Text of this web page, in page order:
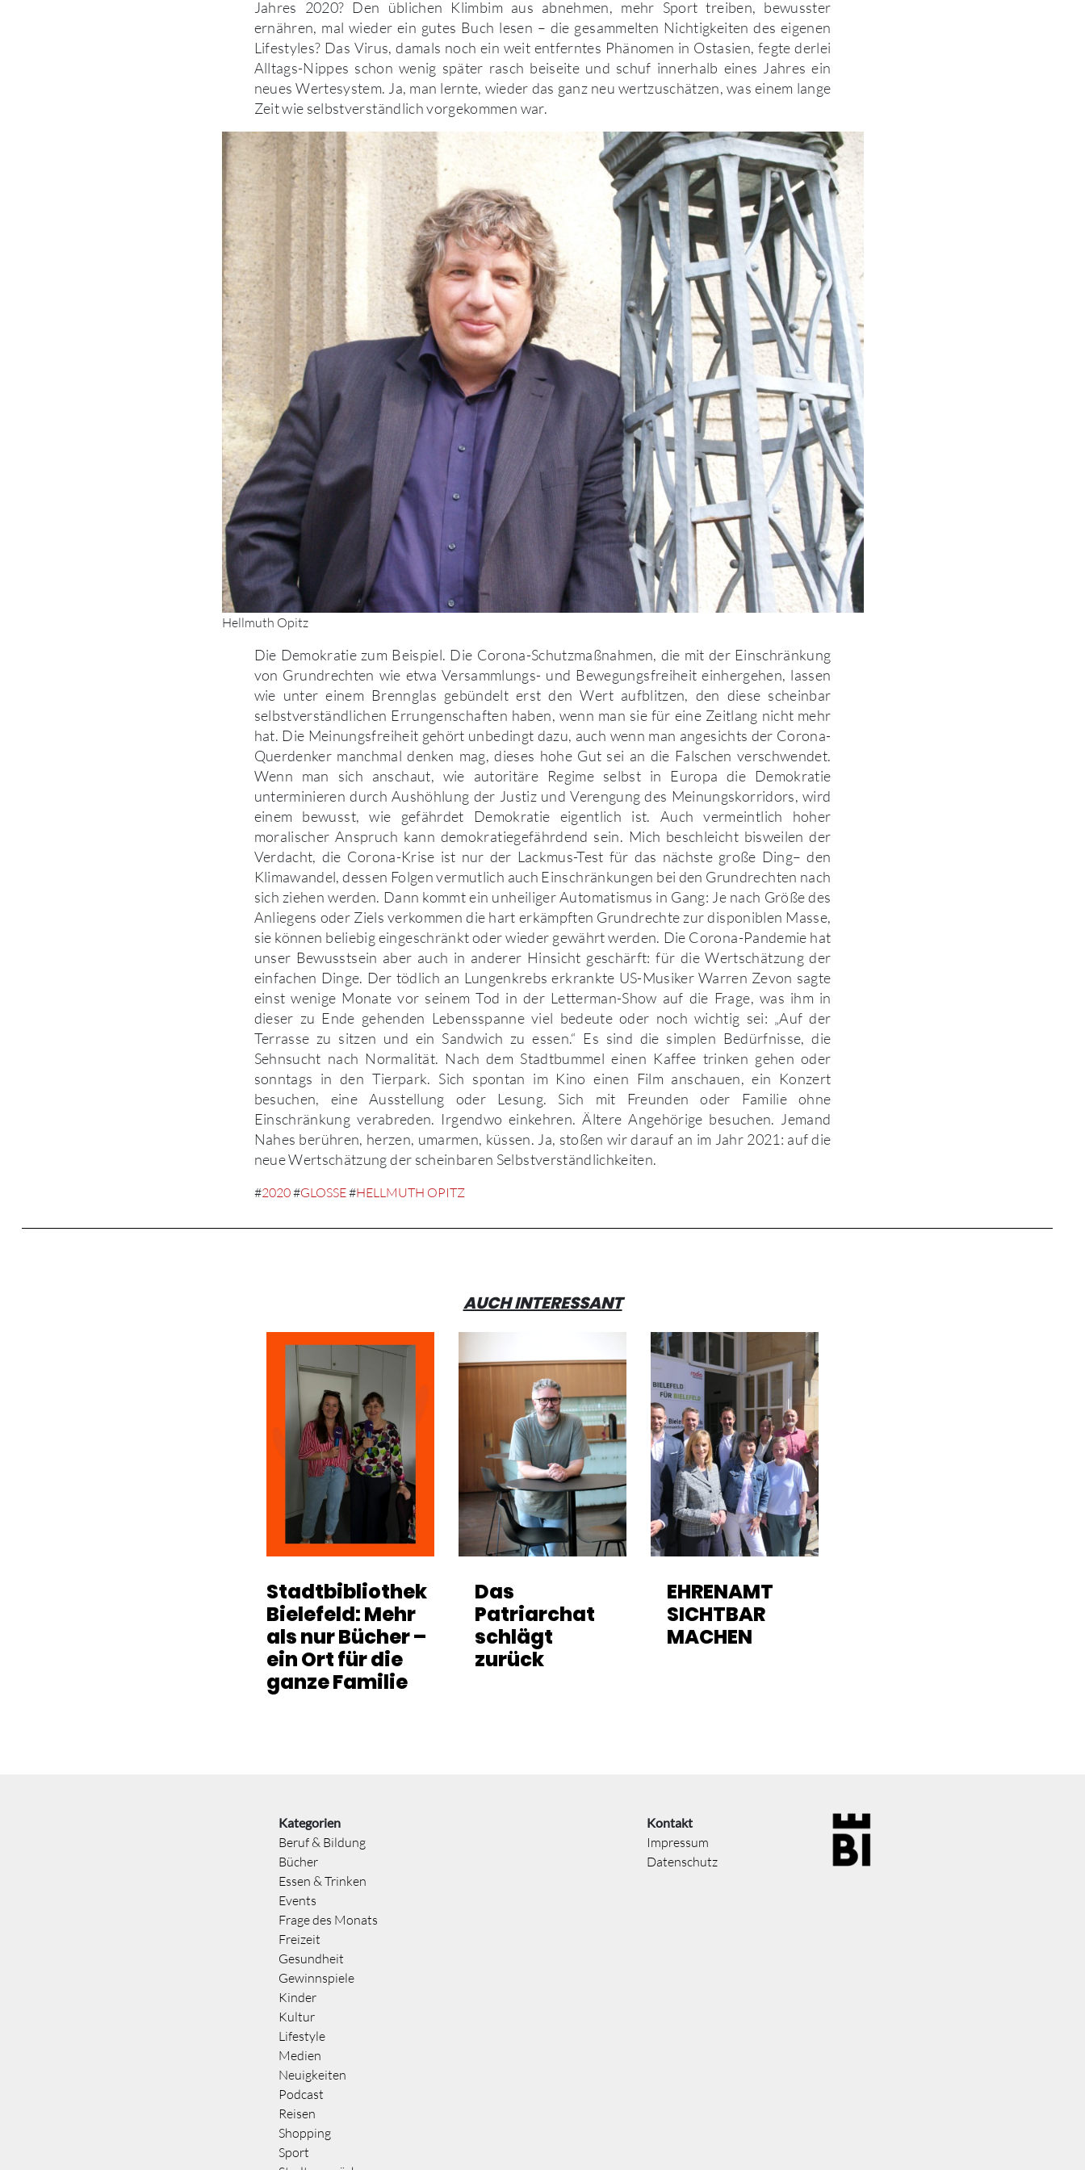
Jahres 2020? Den üblichen Klimbim aus abnehmen, mehr Sport treiben, bewusster
ernähren, mal wieder ein gutes Buch lesen – die gesammelten Nichtigkeiten des eigenen
Lifestyles? Das Virus, damals noch ein weit entferntes Phänomen in Ostasien, fegte derlei
Alltags-Nippes schon wenig später rasch beiseite und schuf innerhalb eines Jahres ein
neues Wertesystem. Ja, man lernte, wieder das ganz neu wertzuschätzen, was einem lange
Zeit wie selbstverständlich vorgekommen war.
Hellmuth Opitz
Die Demokratie zum Beispiel. Die Corona-Schutzmaßnahmen, die mit der Einschränkung
von Grundrechten wie etwa Versammlungs- und Bewegungsfreiheit einhergehen, lassen
wie unter einem Brennglas gebündelt erst den Wert aufblitzen, den diese scheinbar
selbstverständlichen Errungenschaften haben, wenn man sie für eine Zeitlang nicht mehr
hat. Die Meinungsfreiheit gehört unbedingt dazu, auch wenn man angesichts der Corona-
Querdenker manchmal denken mag, dieses hohe Gut sei an die Falschen verschwendet.
Wenn man sich anschaut, wie autoritäre Regime selbst in Europa die Demokratie
unterminieren durch Aushöhlung der Justiz und Verengung des Meinungskorridors, wird
einem bewusst, wie gefährdet Demokratie eigentlich ist. Auch vermeintlich hoher
moralischer Anspruch kann demokratiegefährdend sein. Mich beschleicht bisweilen der
Verdacht, die Corona-Krise ist nur der Lackmus-Test für das nächste große Ding– den
Klimawandel, dessen Folgen vermutlich auch Einschränkungen bei den Grundrechten nach
sich ziehen werden. Dann kommt ein unheiliger Automatismus in Gang: Je nach Größe des
Anliegens oder Ziels verkommen die hart erkämpften Grundrechte zur disponiblen Masse,
sie können beliebig eingeschränkt oder wieder gewährt werden. Die Corona-Pandemie hat
unser Bewusstsein aber auch in anderer Hinsicht geschärft: für die Wertschätzung der
einfachen Dinge. Der tödlich an Lungenkrebs erkrankte US-Musiker Warren Zevon sagte
einst wenige Monate vor seinem Tod in der Letterman-Show auf die Frage, was ihm in
dieser zu Ende gehenden Lebensspanne viel bedeute oder noch wichtig sei: „Auf der
Terrasse zu sitzen und ein Sandwich zu essen.“ Es sind die simplen Bedürfnisse, die
Sehnsucht nach Normalität. Nach dem Stadtbummel einen Kaffee trinken gehen oder
sonntags in den Tierpark. Sich spontan im Kino einen Film anschauen, ein Konzert
besuchen, eine Ausstellung oder Lesung. Sich mit Freunden oder Familie ohne
Einschränkung verabreden. Irgendwo einkehren. Ältere Angehörige besuchen. Jemand
Nahes berühren, herzen, umarmen, küssen. Ja, stoßen wir darauf an im Jahr 2021: auf die
neue Wertschätzung der scheinbaren Selbstverständlichkeiten.
#2020#GLOSSE#HELLMUTH OPITZ
AUCH INTERESSANT
Stadtbibliothek
Bielefeld: Mehr
als nur Bücher –
ein Ort für die
ganze Familie
Das
Patriarchat
schlägt
zurück
EHRENAMT
SICHTBAR
MACHEN
Kategorien
Beruf & Bildung
Bücher
Essen & Trinken
Events
Frage des Monats
Freizeit
Gesundheit
Gewinnspiele
Kinder
Kultur
Lifestyle
Medien
Neuigkeiten
Podcast
Reisen
Shopping
Sport
Kontakt
Impressum
Datenschutz